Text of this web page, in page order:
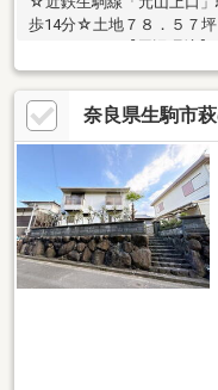
歩14分☆土地７８．５７
1110ｍ◎平群北小学校ま
メリハード＆グリーン平
鉄東山駅前店まで約1020ｍ
奈良県生駒市